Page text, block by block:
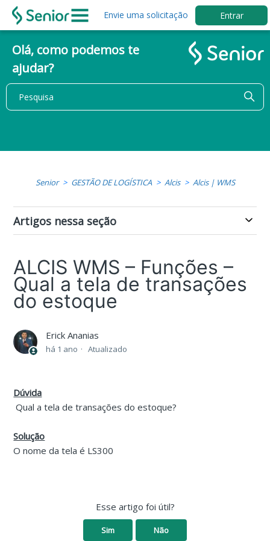
Envie uma solicitação Entrar
Olá, como podemos te
ajudar?
Senior GESTÃO DE LOGÍSTICA Alcis Alcis | WMS
Artigos nessa seção
ALCIS WMS – Funções –
Qual a tela de transações
do estoque
Erick Ananias
há 1 ano Atualizado
Dúvida
Qual a tela de transações do estoque?
Solução
O nome da tela é LS300
Esse artigo foi útil?
Sim Não